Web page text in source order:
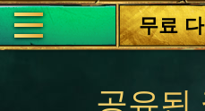
무료
공유된